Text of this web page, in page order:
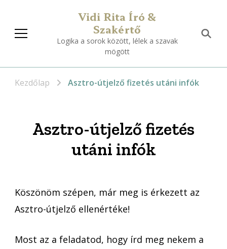
Vidi Rita Író &
Szakértő
Logika a sorok között, lélek a szavak
mögött
Kezdőlap Asztro-útjelző fizetés utáni infók
Asztro-útjelző fizetés
utáni infók
Köszönöm szépen, már meg is érkezett az
Asztro-útjelző ellenértéke!
Most az a feladatod, hogy írd meg nekem a